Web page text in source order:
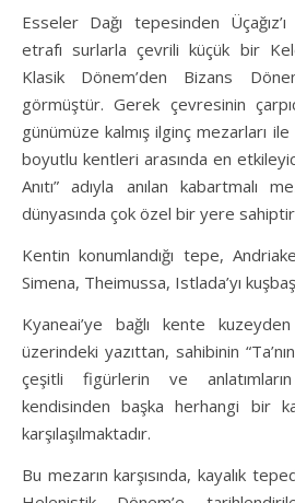
Esseler Dağı tepesinden
etrafı surlarla çevrili küçük bir
Klasik Dönem’den Bizans
görmüştür. Gerek çevresinin
günümüze kalmış ilginç mezarları ile
boyutlu kentleri arasında en
Anıtı” adıyla anılan kabartmalı
dünyasında çok özel bir yere
Kentin konumlandığı tepe,
Simena, Theimussa, Istlada’yı
Kyaneai’ye bağlı kente
üzerindeki yazıttan, sahibinin
çeşitli figürlerin ve
kendisinden başka herhangi bir
karşılaşılmaktadır.
Bu mezarın karşısında, kayalık